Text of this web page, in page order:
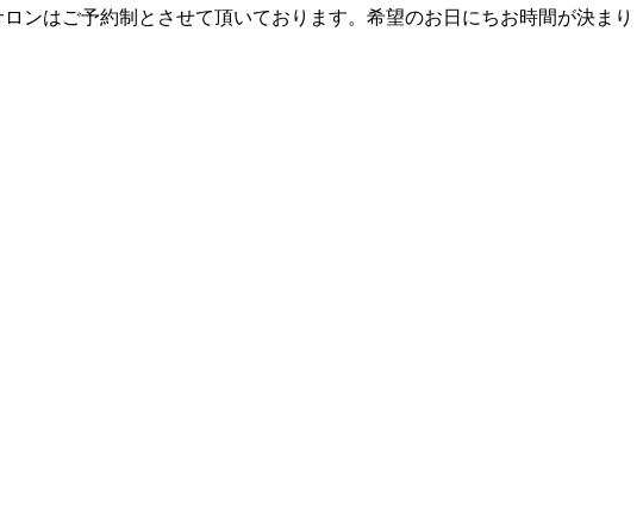
ンはご予約制とさせて頂いております。希望のお日にちお時間が決まり